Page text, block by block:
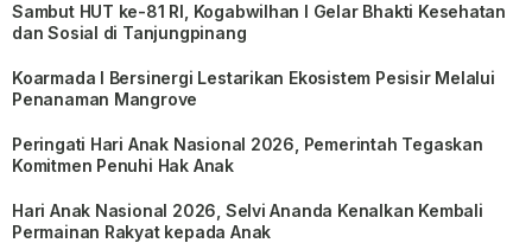
Sambut HUT ke-81 RI, Kogabwilhan I Gelar Bhakti Kesehatan
dan Sosial di Tanjungpinang
Koarmada I Bersinergi Lestarikan Ekosistem Pesisir Melalui
Penanaman Mangrove
Peringati Hari Anak Nasional 2026, Pemerintah Tegaskan
Komitmen Penuhi Hak Anak
Hari Anak Nasional 2026, Selvi Ananda Kenalkan Kembali
Permainan Rakyat kepada Anak